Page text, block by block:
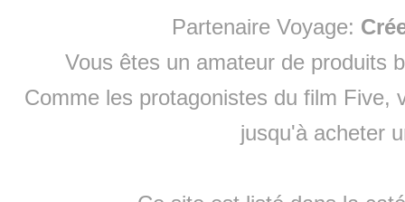
Partenaire Voyage:
Vous êtes un amateur de produits
Comme les protagonistes du film Five,
jusqu'à acheter